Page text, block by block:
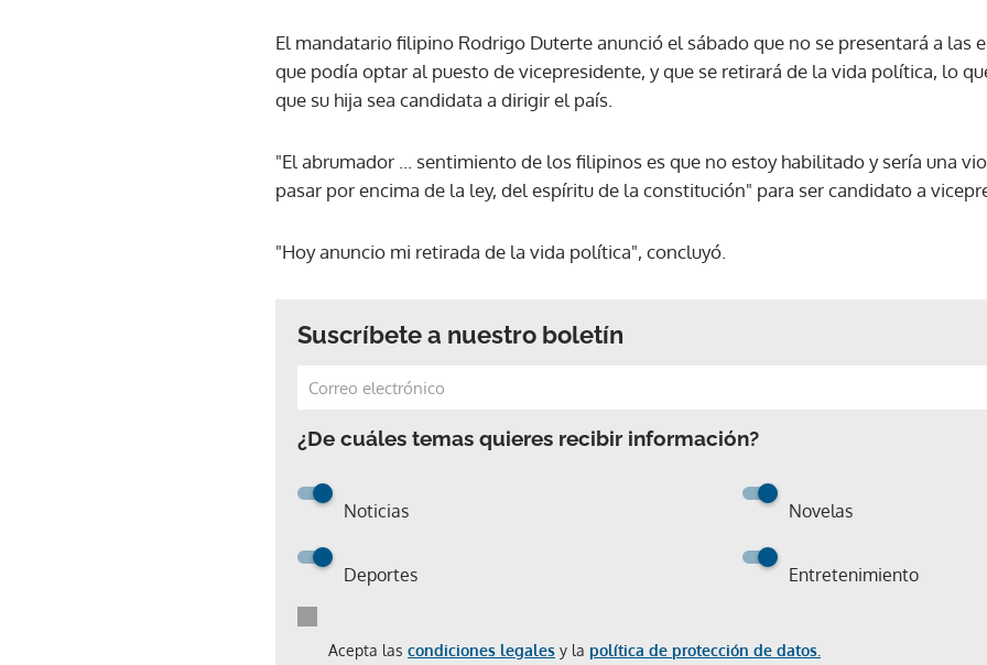
El mandatario filipino Rodrigo Duterte anunció el sábado que no se presentará a las
que podía optar al puesto de vicepresidente, y que se retirará de la vida política, lo
que su hija sea candidata a dirigir el país.
"El abrumador ... sentimiento de los filipinos es que no estoy habilitado y sería una
pasar por encima de la ley, del espíritu de la constitución" para ser candidato a
"Hoy anuncio mi retirada de la vida política", concluyó.
Suscríbete a nuestro boletín
¿De cuáles temas quieres recibir información?
Noticias Novelas
Deportes Entretenimiento
Acepta las condiciones legales y la política de protección de datos.